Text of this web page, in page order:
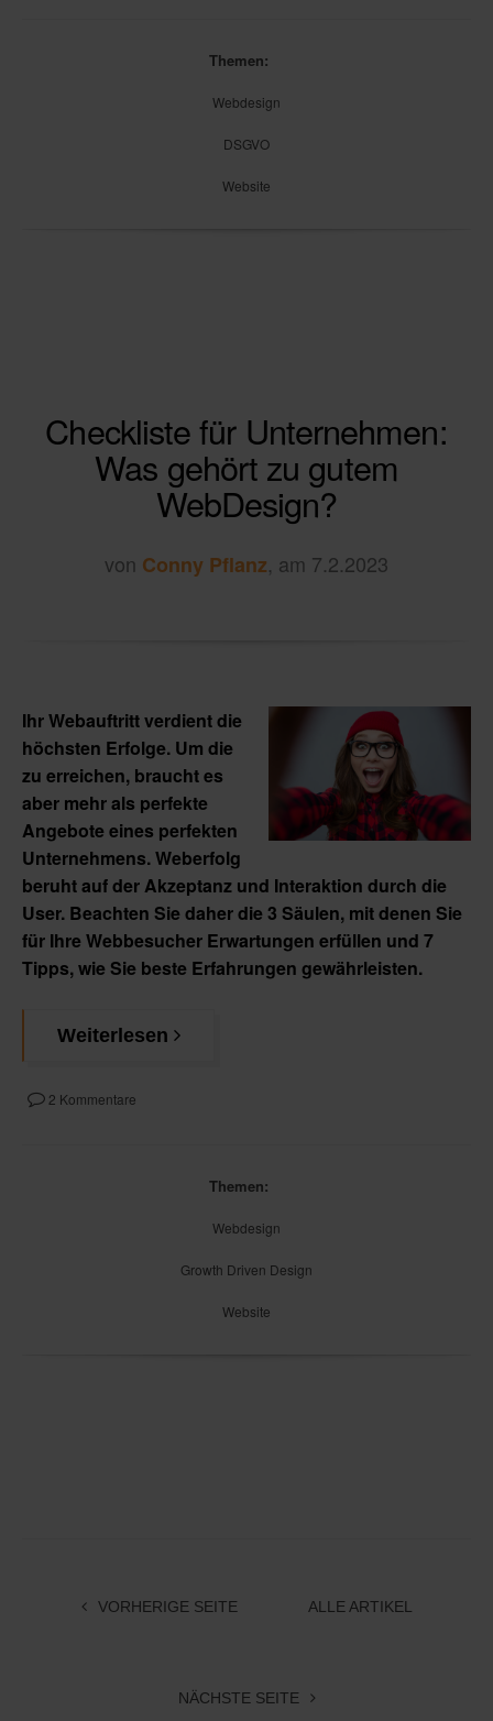
Themen:
Webdesign
DSGVO
Website
Checkliste für Unternehmen:
Was gehört zu gutem
WebDesign?
von Conny Pflanz, am 7.2.2023
Ihr Webauftritt verdient die
höchsten Erfolge. Um die
zu erreichen, braucht es
aber mehr als perfekte
Angebote eines perfekten
Unternehmens. Weberfolg
beruht auf der Akzeptanz und Interaktion durch die
User. Beachten Sie daher die 3 Säulen, mit denen Sie
für Ihre Webbesucher Erwartungen erfüllen und 7
Tipps, wie Sie beste Erfahrungen gewährleisten.
Weiterlesen
2 Kommentare
Themen:
Webdesign
Growth Driven Design
Website
VORHERIGE SEITE ALLE ARTIKEL
NÄCHSTE SEITE